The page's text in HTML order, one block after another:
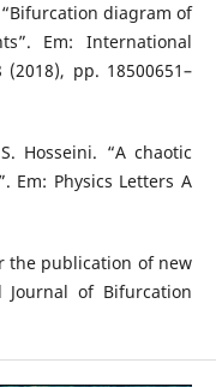
diagram of
Em: International
pp. 18500651–
Hosseini. “A chaotic
Em: Physics Letters A
the publication of new
Journal of Bifurcation